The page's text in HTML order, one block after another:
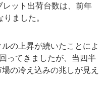
ット出荷台数は、前年
ました。
の上昇が続いたことによ
ってきましたが、当四半
の冷え込みの兆しが見え